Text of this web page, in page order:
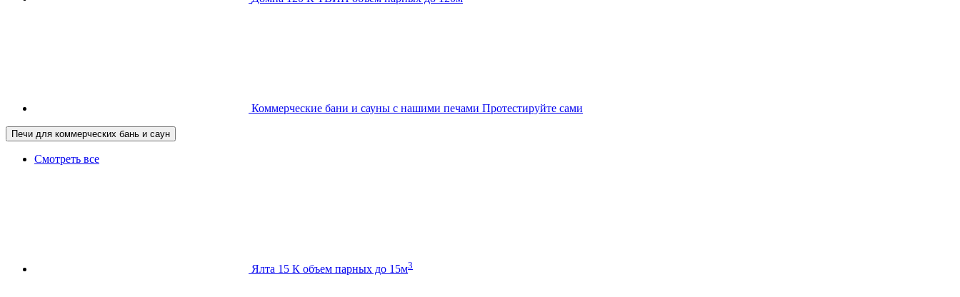
Коммерческие бани и сауны с нашими печами Протестируйте сами
Печи для коммерческих бань и саун
Смотреть все
Ялта 15 К объем парных до 15м3